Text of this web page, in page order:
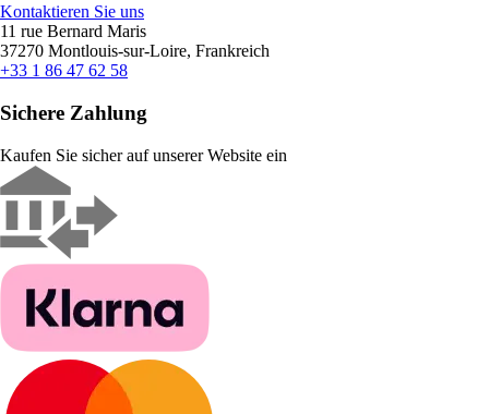
Kontaktieren Sie uns
11 rue Bernard Maris
37270 Montlouis-sur-Loire, Frankreich
+33 1 86 47 62 58
Sichere Zahlung
Kaufen Sie sicher auf unserer Website ein